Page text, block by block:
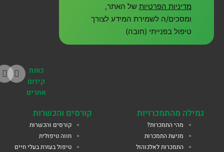
מדיניות הפרטיותשל האתר,
ומסכים/ה לשמירת המידע לצורך
טיפול בפנייתי (חובה)
כוונת
קידום
אתרים
גמילה מהתמכרויות
מהי התמכרות?
מניעת התמכרות
התמכרות לאלכוהול
קורסים והכשרות
קורסים והכשרות
חווה טיפולית
טיפול בעזרת בעלי חיים